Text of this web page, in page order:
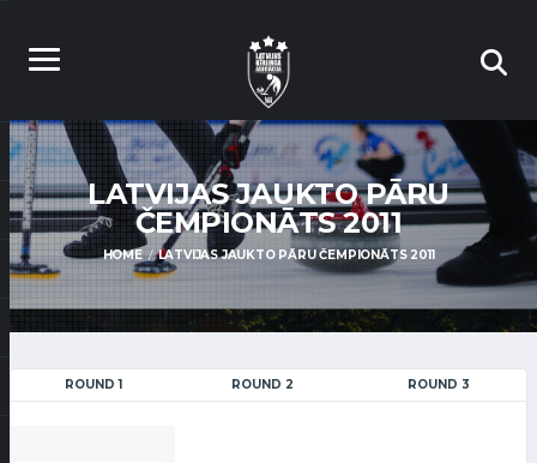
LATVIJAS JAUKTO PĀRU
ČEMPIONĀTS 2011
HOME LATVIJAS JAUKTO PĀRU ČEMPIONĀTS 2011
ROUND 1 ROUND 2 ROUND 3